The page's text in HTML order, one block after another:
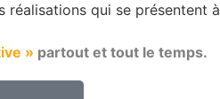
réalisations qui se présentent à
» partout et tout le temps.